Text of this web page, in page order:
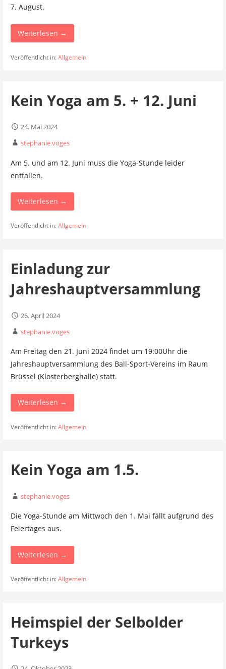
7. August.
Weiterlesen →
Veröffentlicht in:Allgemein
Kein Yoga am 5. + 12. Juni
24. Mai 2024
stephanie.voges
Am 5. und am 12. Juni muss die Yoga-Stunde leider
entfallen.
Weiterlesen →
Veröffentlicht in:Allgemein
Einladung zur
Jahreshauptversammlung
26. April 2024
stephanie.voges
Am Freitag den 21. Juni 2024 findet um 19:00Uhr die
Jahreshauptversammlung des Ball-Sport-Vereins im Raum
Brüssel (Klosterberghalle) statt.
Weiterlesen →
Veröffentlicht in:Allgemein
Kein Yoga am 1.5.
stephanie.voges
Die Yoga-Stunde am Mittwoch den 1. Mai fällt aufgrund des
Feiertages aus.
Weiterlesen →
Veröffentlicht in:Allgemein
Heimspiel der Selbolder
Turkeys